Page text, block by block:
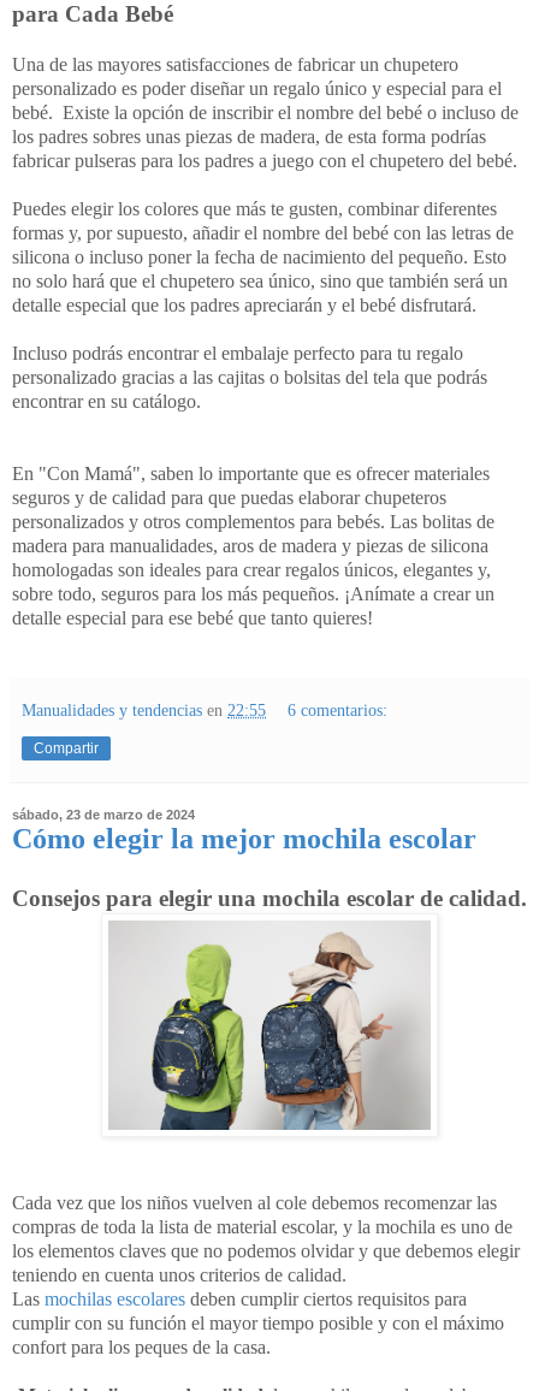
para Cada Bebé
Una de las mayores satisfacciones de fabricar un chupetero
personalizado es poder diseñar un regalo único y especial para el
bebé. Existe la opción de inscribir el nombre del bebé o incluso de
los padres sobres unas piezas de madera, de esta forma podrías
fabricar pulseras para los padres a juego con el chupetero del bebé.
Puedes elegir los colores que más te gusten, combinar diferentes
formas y, por supuesto, añadir el nombre del bebé con las letras de
silicona o incluso poner la fecha de nacimiento del pequeño. Esto
no solo hará que el chupetero sea único, sino que también será un
detalle especial que los padres apreciarán y el bebé disfrutará.
Incluso podrás encontrar el embalaje perfecto para tu regalo
personalizado gracias a las cajitas o bolsitas del tela que podrás
encontrar en su catálogo.
En "Con Mamá", saben lo importante que es ofrecer materiales
seguros y de calidad para que puedas elaborar chupeteros
personalizados y otros complementos para bebés. Las bolitas de
madera para manualidades, aros de madera y piezas de silicona
homologadas son ideales para crear regalos únicos, elegantes y,
sobre todo, seguros para los más pequeños. ¡Anímate a crear un
detalle especial para ese bebé que tanto quieres!
Manualidades y tendencias en 22:55 6 comentarios:
Compartir
sábado, 23 de marzo de 2024
Cómo elegir la mejor mochila escolar
Consejos para elegir una mochila escolar de calidad.
Cada vez que los niños vuelven al cole debemos recomenzar las
compras de toda la lista de material escolar, y la mochila es uno de
los elementos claves que no podemos olvidar y que debemos elegir
teniendo en cuenta unos criterios de calidad.
Las mochilas escolares deben cumplir ciertos requisitos para
cumplir con su función el mayor tiempo posible y con el máximo
confort para los peques de la casa.